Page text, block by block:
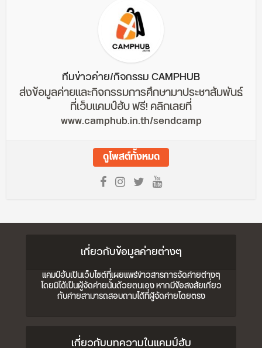
ทีมข่าวค่าย/กิจกรรม CAMPHUB
ส่งข้อมูลค่ายและกิจกรรมการศึกษามาประชาสัมพันธ์
ที่เว็บแคมป์ฮับ ฟรี! คลิกเลยที่
www.camphub.in.th/sendcamp
ดูโพสต์ทั้งหมด
เกี่ยวกับข้อมูลค่ายต่างๆ
แคมป์ฮับเป็นเว็บไซต์ที่เผยแพร่ข่าวสารการจัดค่ายต่างๆ
โดยมิได้เป็นผู้จัดค่ายนั้นด้วยตนเอง หากมีข้อสงสัยเกี่ยว
กับค่ายสามารถสอบถามได้ที่ผู้จัดค่ายโดยตรง
เกี่ยวกับบทความในแคมป์ฮับ